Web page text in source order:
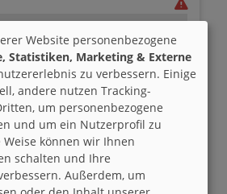
pn bitte 😊
Website personenbezogene
Statistiken, Marketing & Externe
zu verbessern. Einige
andere nutzen Tracking-
um personenbezogene
und um ein Nutzerprofil zu
können wir Ihnen
schalten und Ihre
Außerdem, um